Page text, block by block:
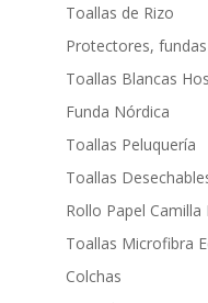
Toallas de Rizo
Protectores,
Toallas Blancas
Funda Nórdica
Toallas Peluquería
Toallas
Rollo Papel Camilla
Toallas Microfibra
Colchas